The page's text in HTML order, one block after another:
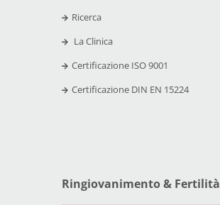
Ricerca
La Clinica
Certificazione ISO 9001
Certificazione DIN EN 15224
Ringiovanimento & Fertilità